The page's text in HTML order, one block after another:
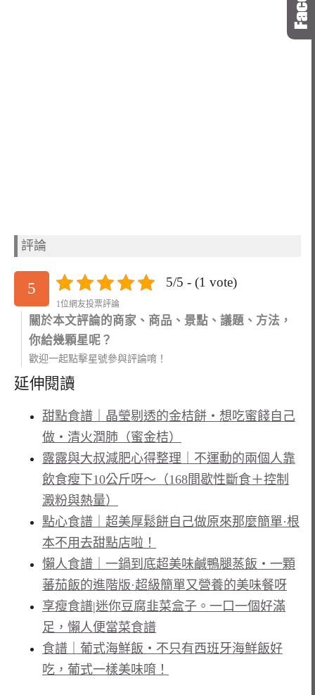
評論
5 5/5 - (1 vote)
1位網友投票評論
關於本文評論的商家、商品、景點、議題、方法，
你給幾顆星呢？
歡迎一起點擊星號參與評論唷！
延伸閱讀
甜點食譜｜晶瑩剔透的金桔餅・想吃蜜餞自己
做・清火潤肺（蜜金桔）
露露與大叔減肥心得整理｜不運動的兩個人靠
飲食瘦下10公斤呀～（168間歇性斷食＋控制
澱粉與熱量）
點心食譜｜超美厚鬆餅自己做原來那麼簡單·根
本不用去甜點店啦！
懶人食譜｜一鍋到底超美味鹹鴨腿蒸飯・一顆
蕃茄飯的進階版·超級簡單又營養的美味餐呀
享瘦食譜|迷你豆腐韭菜盒子。一口一個好滿
足，懶人便當菜食譜
食譜｜葡式海鮮飯・不只有西班牙海鮮飯好
吃，葡式一樣美味唷！